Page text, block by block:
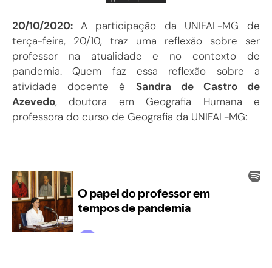
20/10/2020: A participação da UNIFAL-MG de
terça-feira, 20/10, traz uma reflexão sobre ser
professor na atualidade e no contexto de
pandemia. Quem faz essa reflexão sobre a
atividade docente é Sandra de Castro de
Azevedo, doutora em Geografia Humana e
professora do curso de Geografia da UNIFAL-MG: